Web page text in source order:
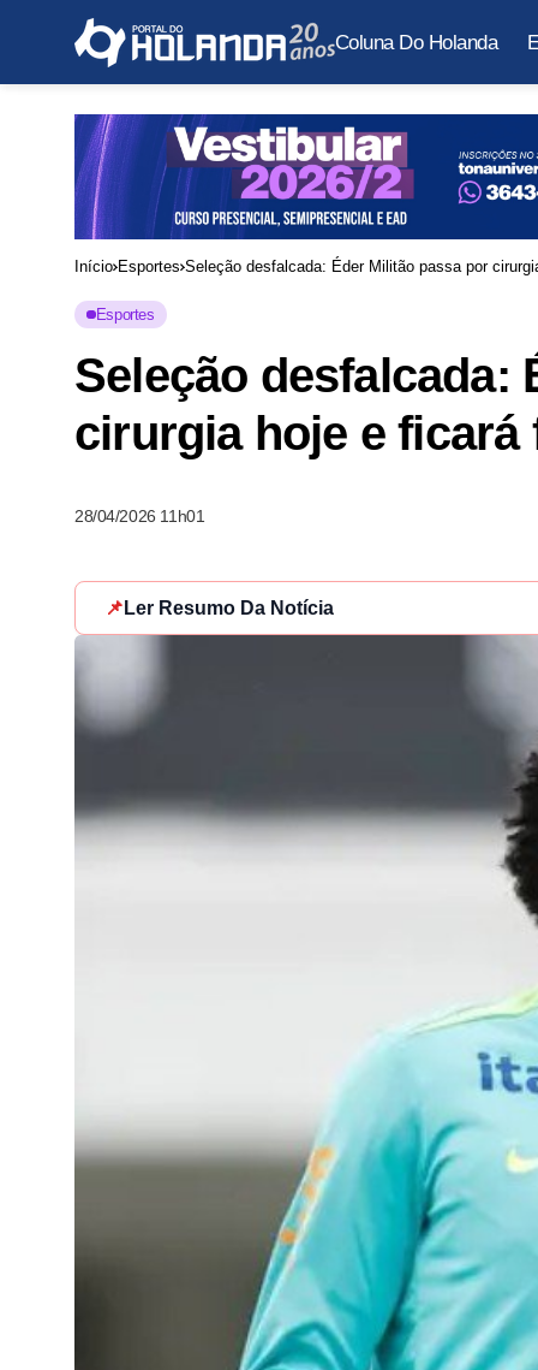
Coluna Do Holanda
Início Esportes Seleção desfalcada: Éder Militão passa por
Esportes
Seleção desfalcada:
cirurgia hoje e ficará
28/04/2026 11h01
📌 Ler Resumo Da Notícia